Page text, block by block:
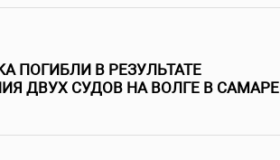
ПОГИБЛИ В РЕЗУЛЬТАТЕ
ДВУХ СУДОВ НА ВОЛГЕ В САМАРЕ